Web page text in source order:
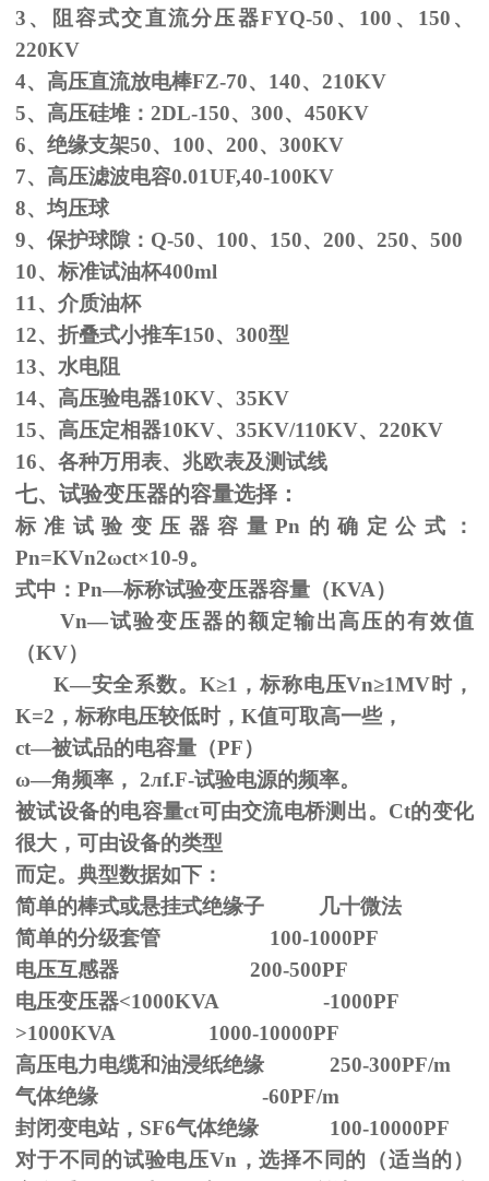
3、阻容式交直流分压器FYQ-50 、 100 、 150 、
220KV
4、高压直流放电棒FZ-70、 140、 210KV
5、高压硅堆： 2DL-150、 300、 450KV
6、绝缘支架50、 100、 200、 300KV
7、高压滤波电容0.01UF,40-100KV
8、均压球
9、保护球隙： Q-50、 100、 150、 200、 250、 500
10、标准试油杯400ml
11、介质油杯
12、折叠式小推车150、 300型
13、水电阻
14、高压验电器10KV、 35KV
15、高压定相器10KV、 35KV/110KV、 220KV
16、各种万用表、兆欧表及测试线
七、试验变压器的容量选择：
标准试验变压器容量Pn 的确定公式：
Pn=KVn2ωct×10-9。
式中： Pn—标称试验变压器容量（KVA）
Vn—试验变压器的额定输出高压的有效值
（KV）
K—安全系数。 K≥1，标称电压Vn≥1MV时，
K=2，标称电压较低时，K值可取高一些，
ct—被试品的电容量（PF）
ω—角频率， 2лf.F-试验电源的频率。
被试设备的电容量ct可由交流电桥测出。Ct的变化
很大，可由设备的类型
而定。典型数据如下：
简单的棒式或悬挂式绝缘子 几十微法
简单的分级套管 100-1000PF
电压互感器 200-500PF
电压变压器<1000KVA -1000PF
>1000KVA 1000-10000PF
高压电力电缆和油浸纸绝缘 250-300PF/m
气体绝缘 -60PF/m
封闭变电站，SF6气体绝缘 100-10000PF
对于不同的试验电压Vn ，选择不同的（适当的）